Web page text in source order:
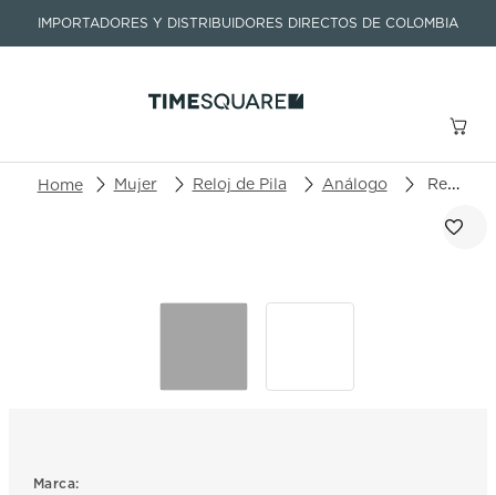
IMPORTADORES Y DISTRIBUIDORES DIRECTOS DE COLOMBIA
Buscar un producto o artículo
Mujer Reloj de Pila Análogo Reloj Time Force Tornado Lady TF5051LG-02M
Marca:
TÉRMINOS MÁS BUSCADOS
4.
tissot